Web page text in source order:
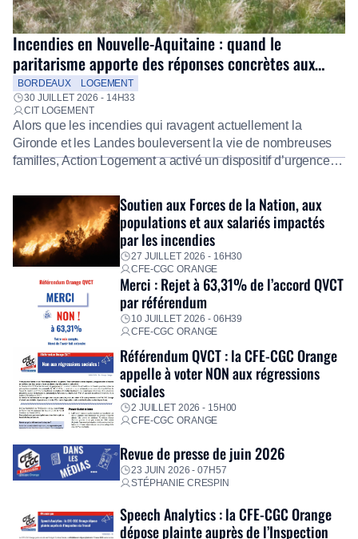
Incendies en Nouvelle-Aquitaine : quand le
paritarisme apporte des réponses concrètes aux
salariés
BORDEAUX
LOGEMENT
30 JUILLET 2026 - 14H33
CIT LOGEMENT
Alors que les incendies qui ravagent actuellement la
Gironde et les Landes bouleversent la vie de nombreuses
familles, Action Logement a activé un dispositif d’urgence
Fidèle à sa mission d’utilité sociale, le Groupe mobilise
immédiatement ses équipes afin de proposer un diagnostic
personnalisé, des aides financières pour faire face aux
premières dépenses, […]
Soutien aux Forces de la Nation, aux
populations et aux salariés impactés
par les incendies
27 JUILLET 2026 - 16H30
CFE-CGC ORANGE
Merci : Rejet à 63,31% de l’accord QVCT
par référendum
10 JUILLET 2026 - 06H39
CFE-CGC ORANGE
Référendum QVCT : la CFE-CGC Orange
appelle à voter NON aux régressions
sociales
2 JUILLET 2026 - 15H00
CFE-CGC ORANGE
Revue de presse de juin 2026
23 JUIN 2026 - 07H57
STÉPHANIE CRESPIN
Speech Analytics : la CFE-CGC Orange
dépose plainte auprès de l’Inspection